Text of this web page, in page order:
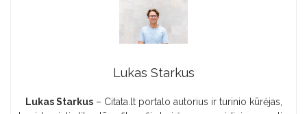
Lukas Starkus
Lukas Starkus– Citata.lt portalo autorius ir turinio kūrėjas,